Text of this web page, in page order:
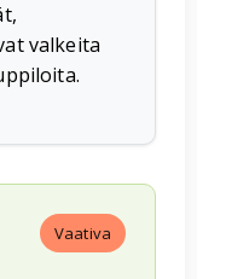
valkeita
Vaativa